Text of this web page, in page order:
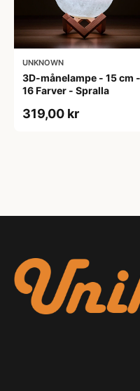
UNKNOWN
3D-månelampe - 15 cm -
16 Farver - Spralla
319,00 kr